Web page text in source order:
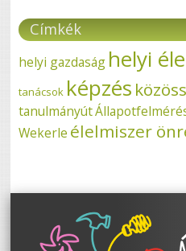
Címkék
helyi gazdaság helyi
tanácsok képzés
tanulmányút
Wekerle élelmiszer